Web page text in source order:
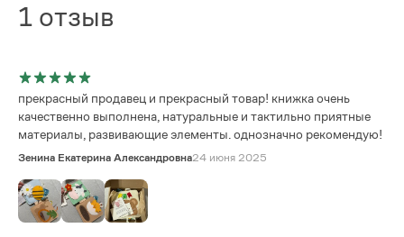
1 отзыв
прекрасный продавец и прекрасный товар! книжка очень
качественно выполнена, натуральные и тактильно приятные
материалы, развивающие элементы. однозначно рекомендую!
Зенина Екатерина Александровна24 июня 2025